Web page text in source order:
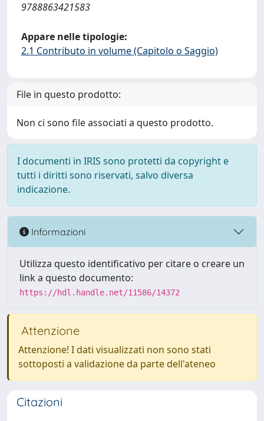
9788863421583
Appare nelle tipologie:
2.1 Contributo in volume (Capitolo o Saggio)
File in questo prodotto:
Non ci sono file associati a questo prodotto.
I documenti in IRIS sono protetti da copyright e
tutti i diritti sono riservati, salvo diversa
indicazione.
Informazioni
Utilizza questo identificativo per citare o creare un
link a questo documento:
https://hdl.handle.net/11586/14372
Attenzione
Attenzione! I dati visualizzati non sono stati
sottoposti a validazione da parte dell'ateneo
Citazioni